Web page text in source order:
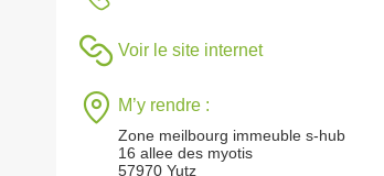
Voir le site internet
M’y rendre :
Zone meilbourg immeuble s-hub
16 allee des myotis
57970 Yutz